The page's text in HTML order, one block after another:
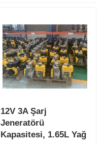
12V 3A Şarj
Jeneratörü
Kapasitesi, 1.65L Yağ